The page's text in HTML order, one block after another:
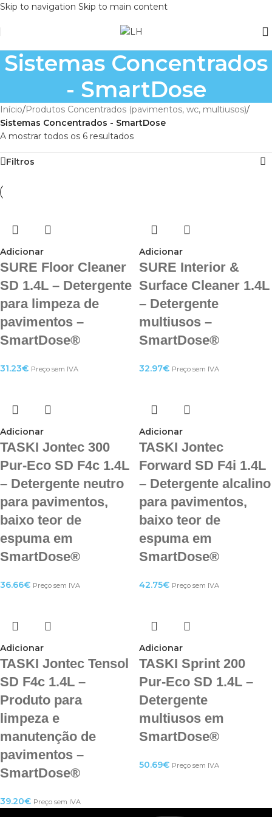
Skip to navigation Skip to main content
Sistemas Concentrados
- SmartDose
Início/Produtos Concentrados (pavimentos, wc, multiusos)/
Sistemas Concentrados - SmartDose
A mostrar todos os 6 resultados
Filtros
Adicionar
SURE Floor Cleaner
SD 1.4L – Detergente
para limpeza de
pavimentos –
SmartDose®
31.23€ Preço sem IVA
Adicionar
SURE Interior &
Surface Cleaner 1.4L
– Detergente
multiusos –
SmartDose®
32.97€ Preço sem IVA
Adicionar
TASKI Jontec 300
Pur-Eco SD F4c 1.4L
– Detergente neutro
para pavimentos,
baixo teor de
espuma em
SmartDose®
36.66€ Preço sem IVA
Adicionar
TASKI Jontec
Forward SD F4i 1.4L
– Detergente alcalino
para pavimentos,
baixo teor de
espuma em
SmartDose®
42.75€ Preço sem IVA
Adicionar
TASKI Jontec Tensol
SD F4c 1.4L –
Produto para
limpeza e
manutenção de
pavimentos –
SmartDose®
39.20€ Preço sem IVA
Adicionar
TASKI Sprint 200
Pur-Eco SD 1.4L –
Detergente
multiusos em
SmartDose®
50.69€ Preço sem IVA